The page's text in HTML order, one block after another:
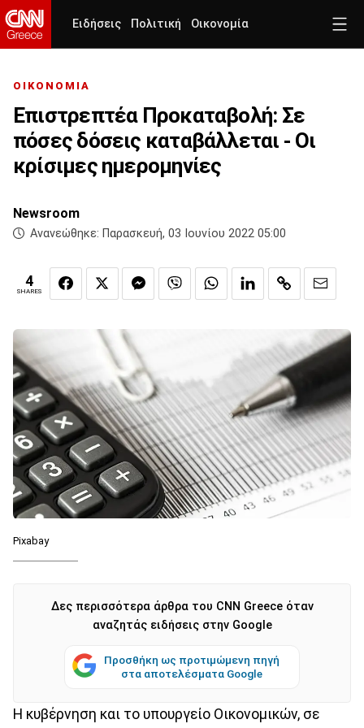
Ειδήσεις Πολιτική Οικονομία
ΟΙΚΟΝΟΜΙΑ
Επιστρεπτέα Προκαταβολή: Σε
πόσες δόσεις καταβάλλεται - Οι
κρίσιμες ημερομηνίες
Newsroom
Ανανεώθηκε: Παρασκευή, 03 Ιουνίου 2022 05:00
4
SHARES
Pixabay
Δες περισσότερα άρθρα του CNN Greece όταν
αναζητάς ειδήσεις στην Google
Προσθήκη ως προτιμώμενη πηγή
στα αποτελέσματα Google
Η κυβέρνηση και το υπουργείο Οικονομικών, σε